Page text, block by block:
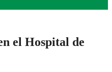
el Hospital de